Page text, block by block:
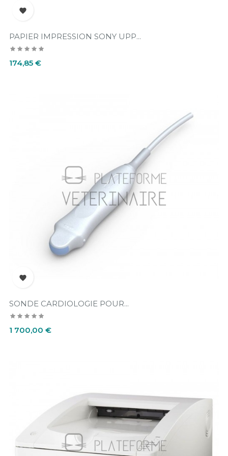

PAPIER IMPRESSION SONY UPP...
Prix
174,85 €

SONDE CARDIOLOGIE POUR...
Prix
1 700,00 €